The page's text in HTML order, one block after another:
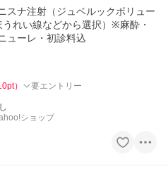
スナ注射（ジュベルックボリュー
うれい線などから選択）※麻酔・
ューレ・初診料込
pt） 要エントリー
ショップ